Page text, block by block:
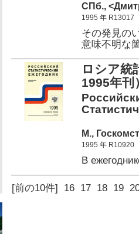
СПб.,
1995 年 R13017
その発見の
意味不明な
ロシア
1995年刊
М.,
1995 年 R10920
В
[前の10件] 16 17 18 19